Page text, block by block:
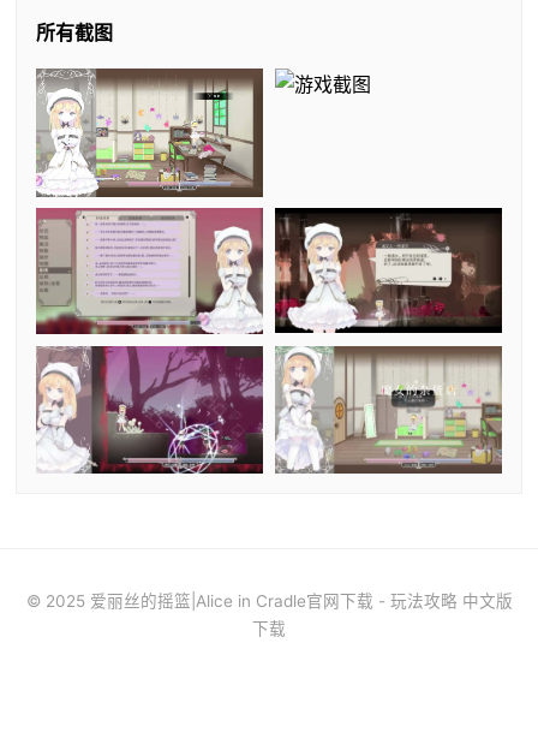
所有截图
© 2025 爱丽丝的摇篮|Alice in Cradle官网下载 - 玩法攻略 中文版
下载